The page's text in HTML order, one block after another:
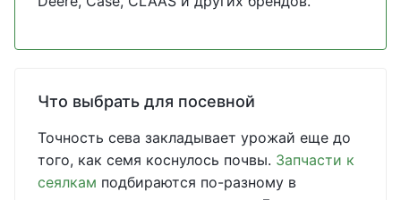
Что выбрать для посевной
Точность сева закладывает урожай еще до
того, как семя коснулось почвы. Запчасти к
сеялкам подбираются по-разному в